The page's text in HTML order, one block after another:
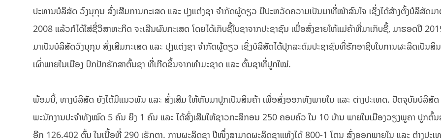
ປະທານບໍລິສັດ ວົງນຸກຸນ ສົ່ງເສີມການກະເສດ ແລະ ປຸງແຕ່ງຊາ ຈຳກັດຜູ້ດຽວ ມີປະຫວັດຄວາມເປັນມາທີ່ໜ້າສົນໃຈ ເຊິ່ງໄດ້ສ້າງຕັ້ງບໍລິສັດມ
2008 ແລ້ວກໍໄດ້ໃສ່ຊື່ວິສາຫະກິດ ຈະເລີນຜົນກະເສດ ໂດຍໄດ້ເກັບຊື້ໃບຊາຈາກປະຊາຊົນ ເພື່ອສົ່ງຂາຍໃຫ້ແມ່ຄ້າທີ່ມາເກັບຊື້, ມາຮອດປີ
ມາເປັນບໍລິສັດວົງນຸກຸນ ສົ່ງເສີມກະເສດ ແລະ ປຸງແຕ່ງຊາ ຈຳກັດຜູ້ດຽວ ເຊິ່ງບໍລິສັດໄດ້ປຸກລະດົມປະຊາຊົນທີ່ຮັກອາຊີບໃນການຜະລິດເປັນສິ
ເຜົ່າພາຍໃນເມືອງ ປົກປັກຮັກສາຕົ້ນຊາ ທີ່ເກີດຂຶ້ນຈາກທຳມະຊາດ ແລະ ຕົ້ນຊາທີ່ປູກໃໝ່.
ພ້ອມນີ້, ທາງບໍລິສັດ ຍັງໄດ້ມີແນວພັນ ແລະ ສົ່ງເສີມ ໃຫ້ຫັນມາປູກເປັນສິນຄ້າ ເພື່ອສົ່ງອອກທັງພາຍໃນ ແລະ ຕ່າງປະເທດ. ປັດຈຸບັນບໍລິສັ
ພະນັກງານປະຈໍາທັງໝົດ 5 ຄົນ ຍິງ 1 ຄົນ ແລະ ໄດ້ສົ່ງເສີມໃຫ້ຊາວກະສິກອນ 250 ຄອບຄົວ ໃນ 10 ບ້ານ ພາຍໃນເມືອງວຽງພູຄາ ປູກຕົ້
ອີກ 126.402 ຕົ້ນ ໃນເນື້ອທີ່ 290 ເຮັກຕາ. ການຜະລິດຊາ ປີໜຶ່ງສາມາດຜະລິດຊາແຫ້ງໄດ້ 800-1 ໂຕນ ສົ່ງອອກພາຍໃນ ແລະ ຕ່າງປະເ